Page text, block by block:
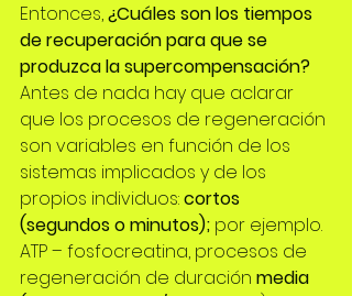
Entonces, ¿Cuáles son los tiempos
de recuperación para que se
produzca la supercompensación?
Antes de nada hay que aclarar
que los procesos de regeneración
son variables en función de los
sistemas implicados y de los
propios individuos: cortos
(segundos o minutos); por ejemplo.
ATP – fosfocreatina, procesos de
regeneración de duración media